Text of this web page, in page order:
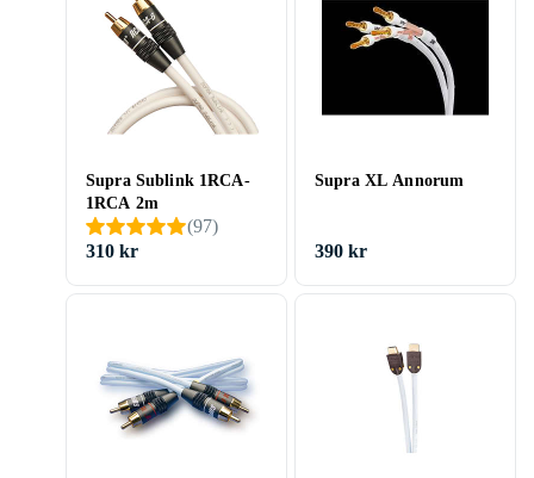
Supra Sublink 1RCA-
1RCA 2m
(97)
310 kr
Supra XL Annorum
390 kr